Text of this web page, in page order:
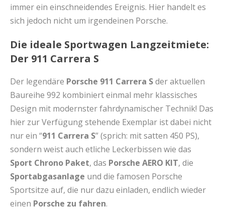
immer ein einschneidendes Ereignis. Hier handelt es
sich jedoch nicht um irgendeinen Porsche.
Die ideale Sportwagen Langzeitmiete:
Der 911 Carrera S
Der legendäre Porsche 911 Carrera Sder aktuellen
Baureihe 992 kombiniert einmal mehr klassisches
Design mit modernster fahrdynamischer Technik! Das
hier zur Verfügung stehende Exemplar ist dabei nicht
nur ein “911 Carrera S” (sprich: mit satten 450 PS),
sondern weist auch etliche Leckerbissen wie das
Sport Chrono Paket, das Porsche AERO KIT, die
Sportabgasanlage und die famosen Porsche
Sportsitze auf, die nur dazu einladen, endlich wieder
einen Porsche zu fahren.